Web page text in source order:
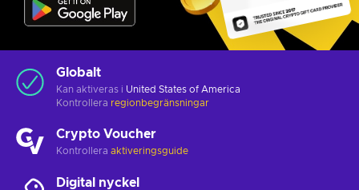
Globalt
Kan aktiveras i United States of America
Kontrollera regionbegränsningar
Crypto Voucher
Kontrollera aktiveringsguide
Digital nyckel